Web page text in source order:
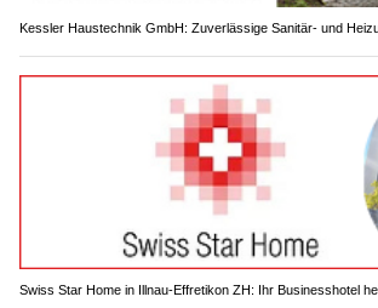
Kessler Haustechnik GmbH: Zuverlässige Sanitär- und
Swiss Star Home in Illnau-Effretikon ZH: Ihr Businesshotel